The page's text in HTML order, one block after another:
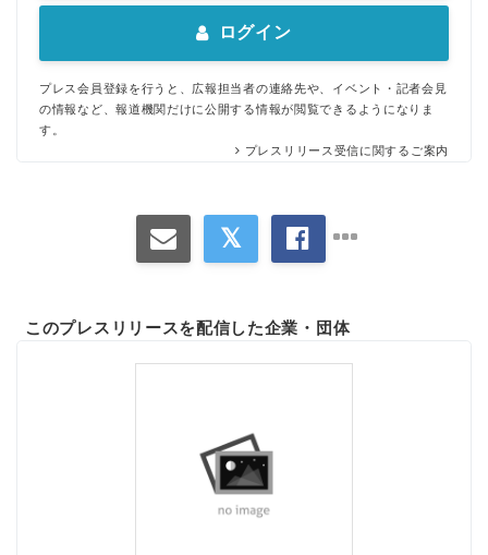
ログイン
プレス会員登録を行うと、広報担当者の連絡先や、イベント・記者会見
の情報など、報道機関だけに公開する情報が閲覧できるようになりま
す。
プレスリリース受信に関するご案内
このプレスリリースを配信した企業・団体